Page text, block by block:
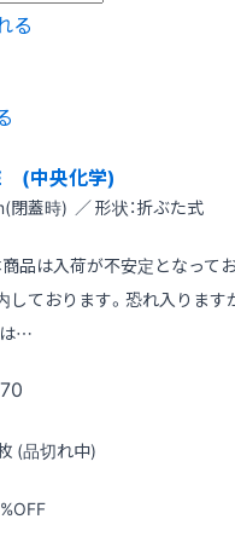
る
(中央化学)
蓋時) ／ 形状：折ぶた式
品は入荷が不安定となって
ております。恐れ入ります
…
(品切れ中)
%OFF